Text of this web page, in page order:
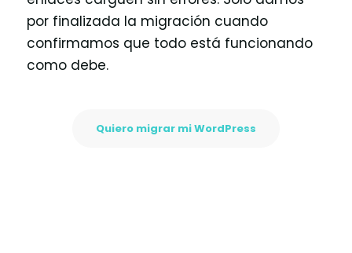
por finalizada la migración cuando
confirmamos que todo está funcionando
como debe.
Quiero migrar mi WordPress